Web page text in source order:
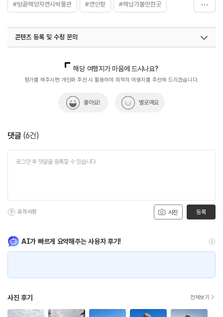
#땅끝해양자연사박물관 #연안항 #해남가볼만한곳
콘텐츠 등록 및 수정 문의
해당 여행지가 마음에 드시나요?
평가를 해주시면 개인화 추천 시 활용하여 최적의 여행지를 추천해 드리겠습니다.
좋아요! 별로예요
댓글 (6건)
사진
유의사항 등록
AI가 빠르게 요약해주는 사용자 후기!
사진 후기 전체보기